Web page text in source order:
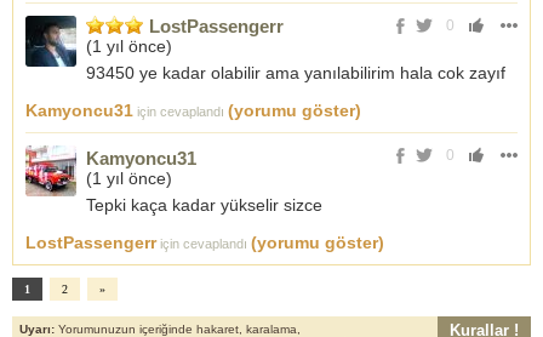
0
LostPassengerr
(1 yıl önce)
93450 ye kadar olabilir ama yanılabilirim hala cok zayıf
Kamyoncu31 için cevaplandı (yorumu göster)
0
Kamyoncu31
(1 yıl önce)
Tepki kaça kadar yükselir sizce
LostPassengerriçin cevaplandı (yorumu göster)
1 2 »
Uyarı: Yorumunuzun içeriğinde hakaret, karalama,
Kurallar !